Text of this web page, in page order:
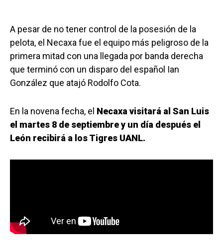
A pesar de no tener control de la posesión de la
pelota, el Necaxa fue el equipo más peligroso de la
primera mitad con una llegada por banda derecha
que terminó con un disparo del español Ian
González que atajó Rodolfo Cota.
En la novena fecha, el Necaxa visitará al San Luis
el martes 8 de septiembre y un día después el
León recibirá a los Tigres UANL.